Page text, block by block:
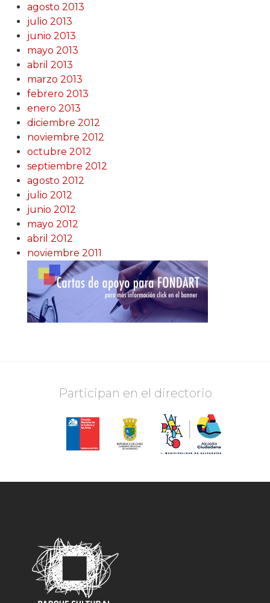
agosto 2013
julio 2013
junio 2013
mayo 2013
abril 2013
marzo 2013
febrero 2013
enero 2013
diciembre 2012
noviembre 2012
octubre 2012
septiembre 2012
agosto 2012
julio 2012
junio 2012
mayo 2012
abril 2012
noviembre 2011
Participan en el directorio